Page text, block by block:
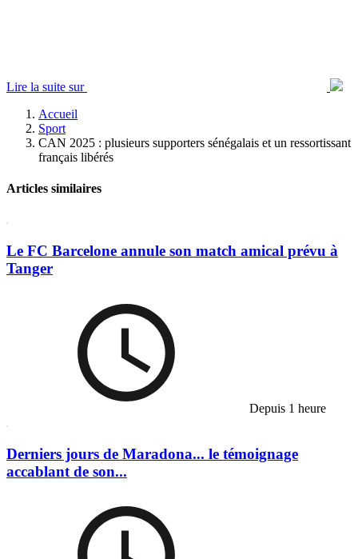
Lire la suite sur
Accueil
Sport
CAN 2025 : plusieurs supporters sénégalais et un ressortissant
français libérés
Articles similaires
Le FC Barcelone annule son match amical prévu à
Tanger
Depuis 1 heure
Derniers jours de Maradona... le témoignage
accablant de son...